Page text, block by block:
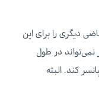
دیگری را برای این
نمی‌تواند در طول
کند. البته